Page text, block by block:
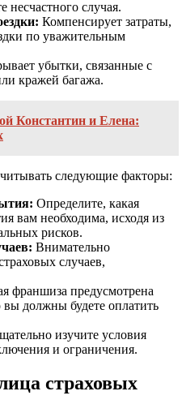
несчастного случая.
Компенсирует затраты,
по уважительным
убытки, связанные с
кражей багажа.
Константин и Елена:
следующие факторы:
Определите, какая
вам необходима, исходя из
рисков.
Внимательно
случаев,
франшиза предусмотрена
должны будете оплатить
изучите условия
и ограничения.
страховых